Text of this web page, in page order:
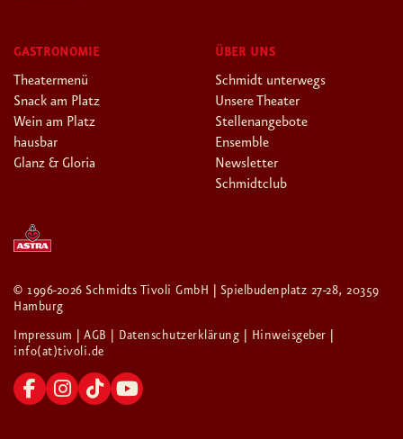
GASTRONOMIE
Theatermenü
Snack am Platz
Wein am Platz
hausbar
Glanz & Gloria
ÜBER UNS
Schmidt unterwegs
Unsere Theater
Stellenangebote
Ensemble
Newsletter
Schmidtclub
© 1996-2026 Schmidts Tivoli GmbH | Spielbudenplatz 27-28, 20359
Hamburg
Impressum
| AGB | Datenschutzerklärung | Hinweisgeber
info(at)tivoli.de